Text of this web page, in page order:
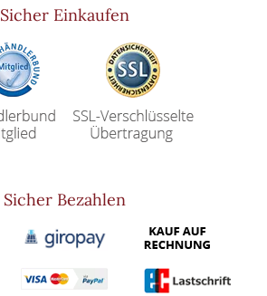
Sicher Einkaufen
Sicher Bezahlen